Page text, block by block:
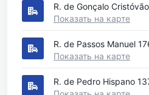
R. de Gonçalo
Показать на карте
R. de Passos Manuel
Показать на карте
R. de Pedro Hispano